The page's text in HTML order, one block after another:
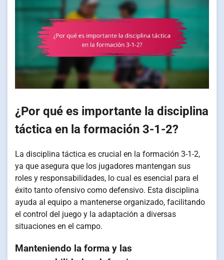
¿Por qué es importante la disciplina
táctica en la formación 3-1-2?
La disciplina táctica es crucial en la formación 3-1-2,
ya que asegura que los jugadores mantengan sus
roles y responsabilidades, lo cual es esencial para el
éxito tanto ofensivo como defensivo. Esta disciplina
ayuda al equipo a mantenerse organizado, facilitando
el control del juego y la adaptación a diversas
situaciones en el campo.
Manteniendo la forma y las